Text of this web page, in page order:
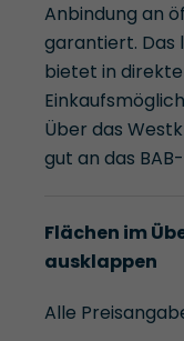
Anbindung an
garantiert. Das
bietet in
Über das
gut an das
Flächen im
ausklappen
Alle